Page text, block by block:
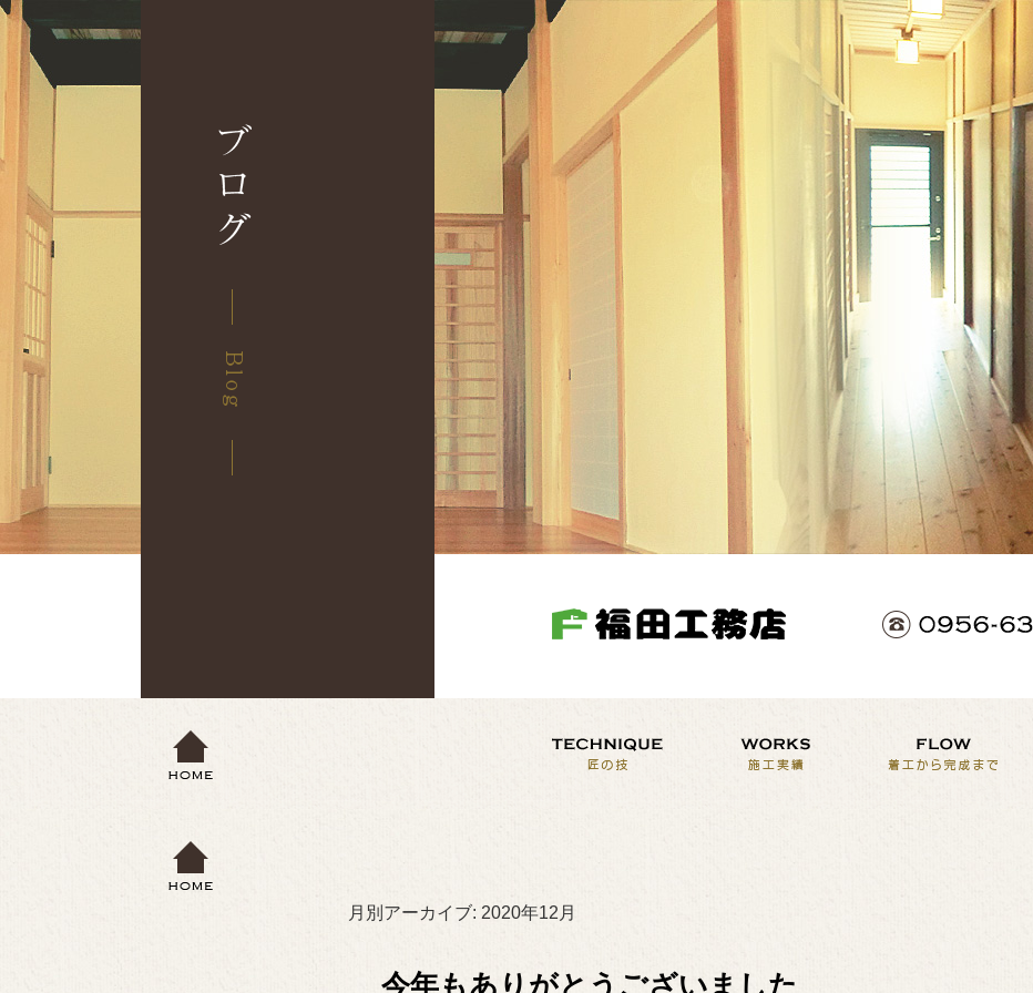
月別アーカイブ: 2020年12月
今年もありがとうございました